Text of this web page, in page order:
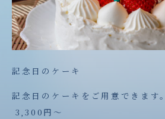
記念日のケーキ
記念日のケーキをご用意できます。
3,300円〜